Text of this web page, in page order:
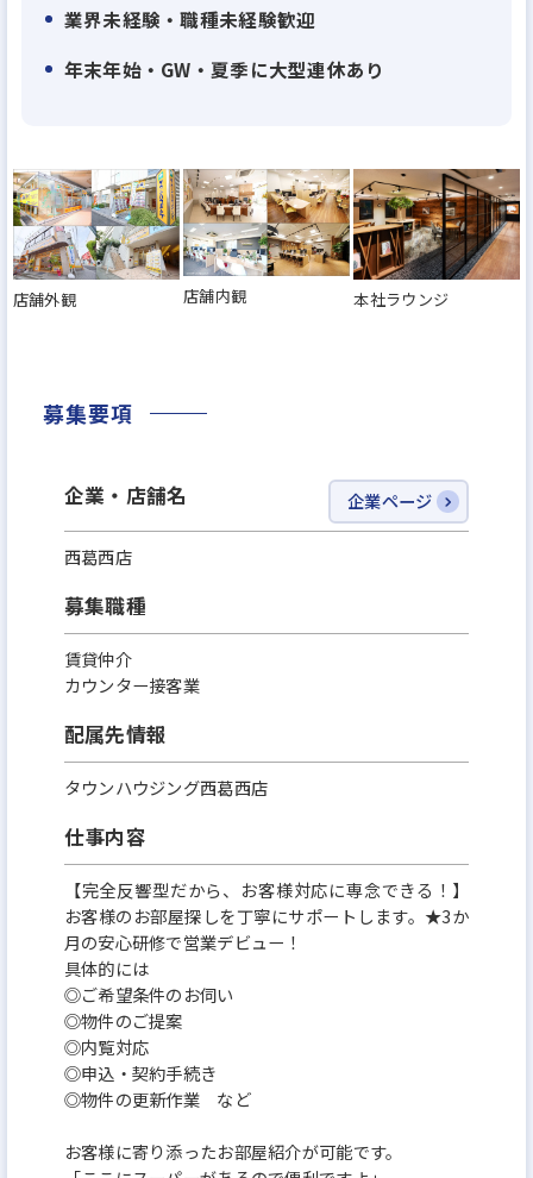
業界未経験・職種未経験歓迎
年末年始・GW・夏季に大型連休あり
店舗外観 店舗内観 本社ラウンジ
募集要項
企業・店舗名 企業ページ
西葛西店
募集職種
賃貸仲介
カウンター接客業
配属先情報
タウンハウジング西葛西店
仕事内容
【完全反響型だから、お客様対応に専念できる！】
お客様のお部屋探しを丁寧にサポートします。★3か
月の安心研修で営業デビュー！
具体的には
◎ご希望条件のお伺い
◎物件のご提案
◎内覧対応
◎申込・契約手続き
◎物件の更新作業 など
お客様に寄り添ったお部屋紹介が可能です。